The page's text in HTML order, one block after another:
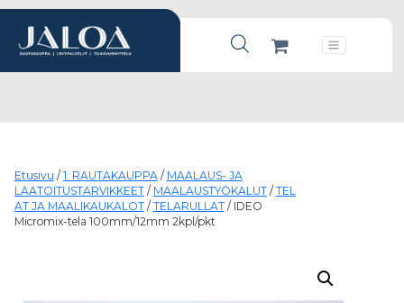
Products search
Päävalikko
Etusivu / 1. RAUTAKAUPPA/ MAALAUS- JA
LAATOITUSTARVIKKEET/ MAALAUSTYÖKALUT/ TEL
AT JA MAALIKAUKALOT/ TELARULLAT/ IDEO
Micromix-tela 100mm/12mm 2kpl/pkt